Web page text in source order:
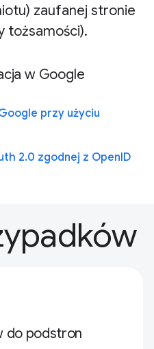
zaufanej stronie
tożsamości).
w Google
przy użyciu
2.0 zgodnej z OpenID
do podstron